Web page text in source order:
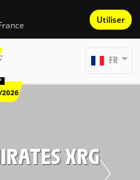
Utiliser
FR
XRG